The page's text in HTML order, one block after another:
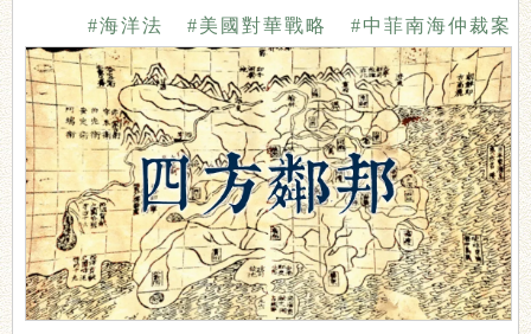
#中菲南海仲裁案
#美國對華戰略
#海洋法